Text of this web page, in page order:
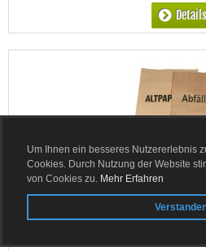
Um Ihnen ein besseres Nutzererlebnis
Cookies. Durch Nutzung der Website
von Cookies zu. Mehr Erfahren
Details
Papier Bio-Abfallsack 120 Liter